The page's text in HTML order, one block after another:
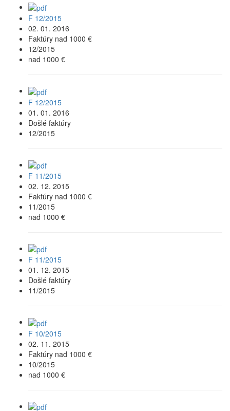
F 12/2015
02. 01. 2016
Faktúry nad 1000 €
12/2015
nad 1000 €
F 12/2015
01. 01. 2016
Došlé faktúry
12/2015
F 11/2015
02. 12. 2015
Faktúry nad 1000 €
11/2015
nad 1000 €
F 11/2015
01. 12. 2015
Došlé faktúry
11/2015
F 10/2015
02. 11. 2015
Faktúry nad 1000 €
10/2015
nad 1000 €